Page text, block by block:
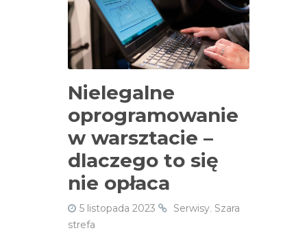
Nielegalne
oprogramowanie
w warsztacie –
dlaczego to się
nie opłaca
5 listopada 2023 Serwisy, Szara
strefa